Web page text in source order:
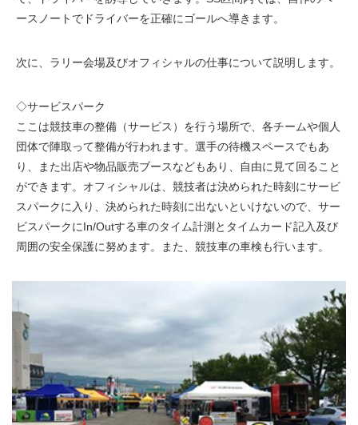
ースノートでドライバーを正確にゴールへ導きます。
次に、ラリー会場及びオフィシャルの仕事について説明します。
◇サービスパーク
ここは競技車の整備（サービス）を行う場所で、各チームや個人
団体で陣取って整備が行われます。選手の待機スペースでもあ
り、また出店や物品販売ブースなどもあり、自由に見て回ること
ができます。オフィシャルは、競技者は決められた時刻にサービ
スパークに入り、決められた時刻に出ないといけないので、サー
ビスパークにIn/Outする車のタイム計測とタイムカード記入及び
周囲の安全保護に努めます。また、競技車の車検も行います。